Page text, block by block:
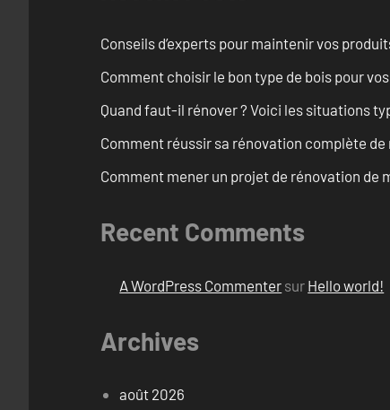
Conseils d’experts pour maintenir vos
Comment choisir le bon type de bois pour
Quand faut-il rénover ? Voici les situations
Comment réussir sa rénovation complète de
Comment mener un projet de rénovation
Recent Comments
A WordPress Commenter sur Hello world!
Archives
août 2026